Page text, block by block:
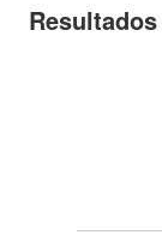
Resultados